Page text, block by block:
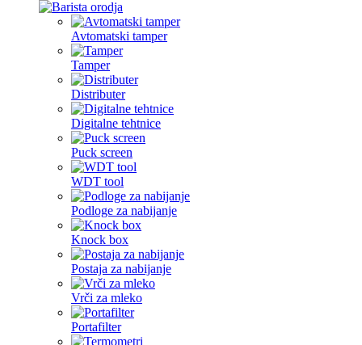
Avtomatski tamper
Tamper
Distributer
Digitalne tehtnice
Puck screen
WDT tool
Podloge za nabijanje
Knock box
Postaja za nabijanje
Vrči za mleko
Portafilter